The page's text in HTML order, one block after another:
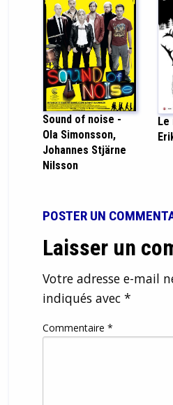
Sound of noise -
Ola Simonsson,
Johannes Stjärne
Nilsson
Le
POSTER UN
Laisser un
Votre adresse e-mail
indiqués avec *
Commentaire *